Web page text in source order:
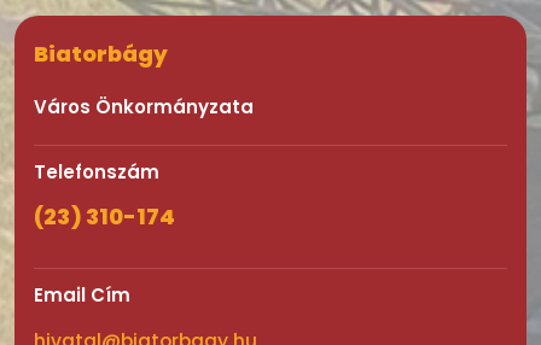
Biatorbágy
Város Önkormányzata
Telefonszám
(23) 310-174
Email Cím